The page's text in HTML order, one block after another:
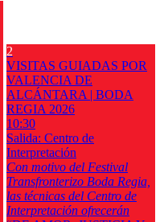
2
VISITAS GUIADAS POR
VALENCIA DE
ALCÁNTARA | BODA
REGIA 2026
10:30
Salida: Centro de
Interpretación
Con motivo del Festival
Transfronterizo Boda Regia,
las técnicas del Centro de
Interpretación ofrecerán